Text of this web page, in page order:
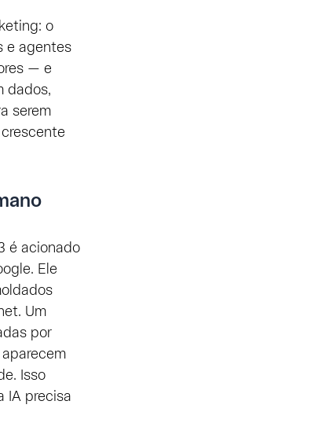
o
e agentes
— e
dados,
serem
é acionado
Ele
Um
por
Isso
IA precisa